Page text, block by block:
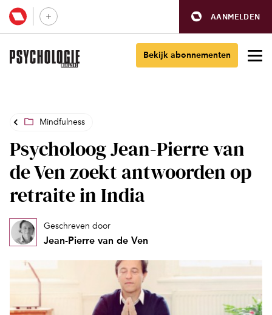
AANMELDEN
Bekijk abonnementen
Mindfulness
Psycholoog Jean-Pierre van
de Ven zoekt antwoorden op
retraite in India
Geschreven door
Jean-Pierre van de Ven